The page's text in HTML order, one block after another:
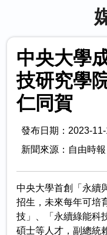
中央大學
技研究學
仁同賀
發布日期：2023-
新聞來源：自由時報
中央大學首創「永續
招生，未來每年可培
技」、「永續綠能科
碩士等人才，副總統